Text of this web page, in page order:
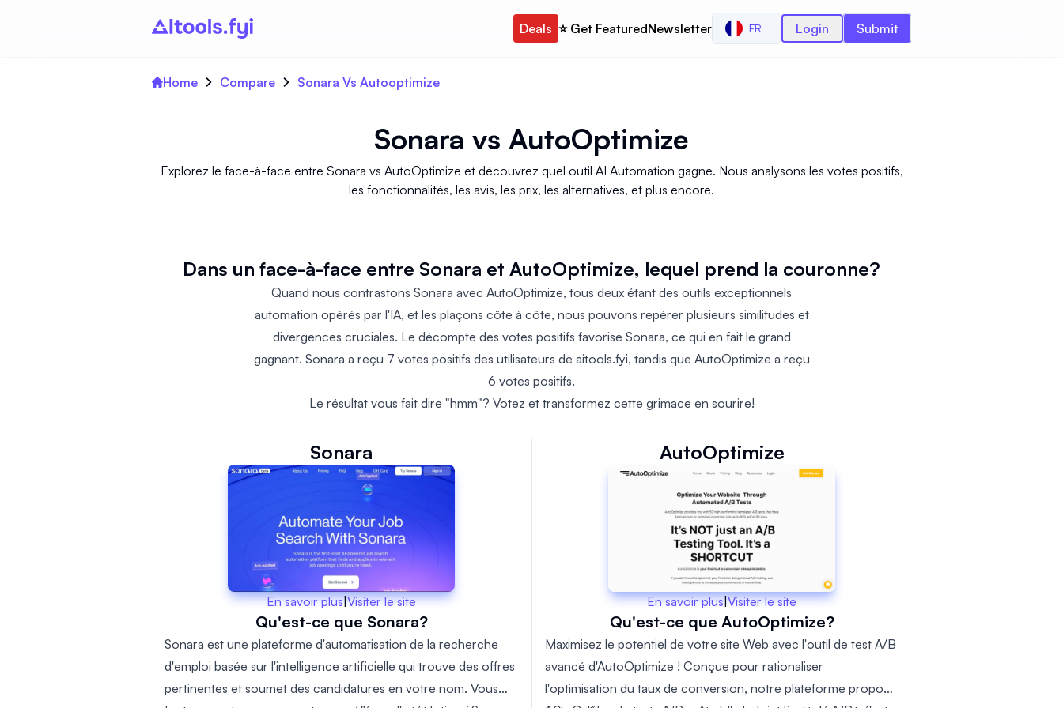
Deals ⭐️ Get FeaturedNewsletter FR Login Submit
Home Compare Sonara Vs Autooptimize
Sonara vs AutoOptimize
Explorez le face-à-face entre Sonara vs AutoOptimize et découvrez quel outil AI Automation gagne. Nous analysons les votes positifs,
les fonctionnalités, les avis, les prix, les alternatives, et plus encore.
Dans un face-à-face entre Sonara et AutoOptimize, lequel prend la couronne?
Quand nous contrastons Sonara avec AutoOptimize, tous deux étant des outils exceptionnels
automation opérés par l'IA, et les plaçons côte à côte, nous pouvons repérer plusieurs similitudes et
divergences cruciales. Le décompte des votes positifs favorise Sonara, ce qui en fait le grand
gagnant. Sonara a reçu 7 votes positifs des utilisateurs de aitools.fyi, tandis que AutoOptimize a reçu
6 votes positifs.
Le résultat vous fait dire "hmm"? Votez et transformez cette grimace en sourire!
Sonara
En savoir plus|Visiter le site
Qu'est-ce que Sonara?
Sonara est une plateforme d'automatisation de la recherche
d'emploi basée sur l'intelligence artificielle qui trouve des offres
pertinentes et soumet des candidatures en votre nom. Vous
AutoOptimize
En savoir plus|Visiter le site
Qu'est-ce que AutoOptimize?
Maximisez le potentiel de votre site Web avec l'outil de test A/B
avancé d'AutoOptimize ! Conçue pour rationaliser
l'optimisation du taux de conversion, notre plateforme propose